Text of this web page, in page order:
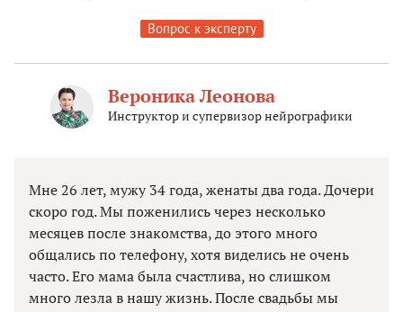
Вопрос к эксперту
Вероника Леонова
Инструктор и супервизор нейрографики
Мне 26 лет, мужу 34 года, женаты два года. Дочери
скоро год. Мы поженились через несколько
месяцев после знакомства, до этого много
общались по телефону, хотя виделись не очень
часто. Его мама была счастлива, но слишком
много лезла в нашу жизнь. После свадьбы мы